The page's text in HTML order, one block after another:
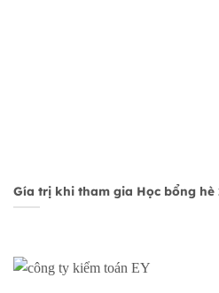
Gía trị khi tham gia Học bổng hè